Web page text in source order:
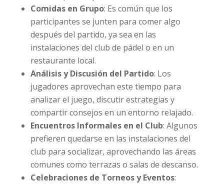
Comidas en Grupo: Es común que los
participantes se junten para comer algo
después del partido, ya sea en las
instalaciones del club de pádel o en un
restaurante local.
Análisis y Discusión del Partido: Los
jugadores aprovechan este tiempo para
analizar el juego, discutir estrategias y
compartir consejos en un entorno relajado.
Encuentros Informales en el Club: Algunos
prefieren quedarse en las instalaciones del
club para socializar, aprovechando las áreas
comunes como terrazas o salas de descanso.
Celebraciones de Torneos y Eventos: